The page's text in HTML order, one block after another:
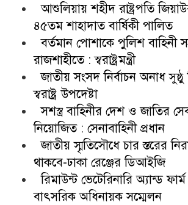
আশুলিয়ায় শহীদ রাষ্ট্রপতি
৪৫তম শাহাদাত বার্ষিকী পালিত
বর্তমান পোশাকে পুলিশ বাহিনী
রাজশাহীতে : স্বরাষ্ট্রমন্ত্রী
জাতীয় সংসদ নির্বাচন অনাধ
স্বরাষ্ট্র উপদেষ্টা
সশস্ত্র বাহিনীর দেশ ও জাতির
নিয়োজিত : সেনাবাহিনী প্রধান
জাতীয় স্মৃতিসৌধে চার স্তরের
থাকবে-ঢাকা রেঞ্জের ডিআইজি
রিমাউন্ট ভেটেরিনারি অ্যান্ড
বাৎসরিক অধিনায়ক সম্মেলন